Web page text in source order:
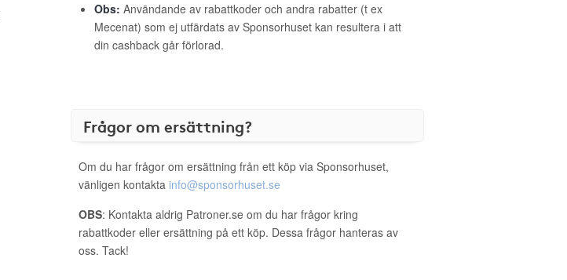
Obs: Användande av rabattkoder och andra rabatter (t ex
Mecenat) som ej utfärdats av Sponsorhuset kan resultera i att
din cashback går förlorad.
Frågor om ersättning?
Om du har frågor om ersättning från ett köp via Sponsorhuset,
vänligen kontakta info@sponsorhuset.se
OBS: Kontakta aldrig Patroner.se om du har frågor kring
rabattkoder eller ersättning på ett köp. Dessa frågor hanteras av
oss. Tack!